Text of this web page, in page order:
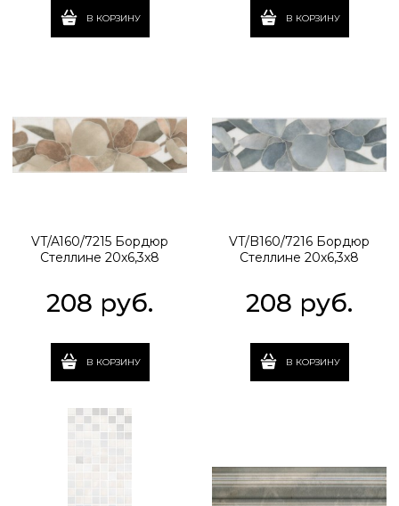
В КОРЗИНУ В КОРЗИНУ
VT/A160/7215 Бордюр
Стеллине 20x6,3x8
208 руб.
В КОРЗИНУ
VT/B160/7216 Бордюр
Стеллине 20x6,3x8
208 руб.
В КОРЗИНУ